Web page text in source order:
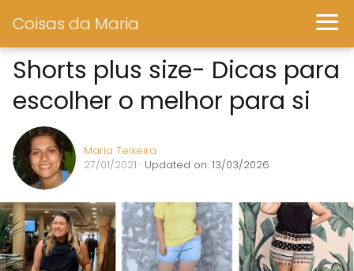
Coisas da Maria
Shorts plus size- Dicas para
escolher o melhor para si
Maria Teixeira
27/01/2021 · Updated on: 13/03/2026